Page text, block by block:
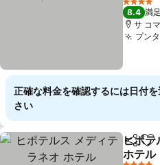
4 ホテル
8.4 満足
サ コ
プン
正確な料金を確認するには日付
さい
シェアお
ヒポ
ホテル